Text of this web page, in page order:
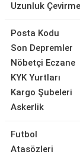
Uzunluk Çevirme
Posta Kodu
Son Depremler
Nöbetçi Eczane
KYK Yurtları
Kargo Şubeleri
Askerlik
Futbol
Atasözleri